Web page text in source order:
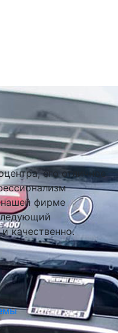
его отличное
нашей фирме
качественно.